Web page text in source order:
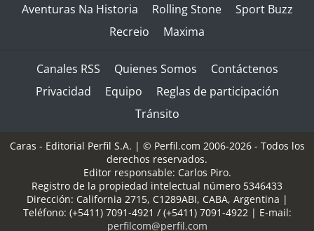
Aventuras Na Historia
Rolling Stone
Sport Buzz
Recreio
Maxima
Canales RSS Quienes Somos
Contáctenos
Privacidad
Equipo
Reglas de participación
Tránsito
Caras - Editorial Perfil S.A. | © Perfil.com 2006-2026 - Todos los
derechos reservados.
Editor responsable: Carlos Piro.
Registro de la propiedad intelectual número 5346433
Dirección: California 2715, C1289ABI, CABA, Argentina |
Teléfono: (+5411) 7091-4921 / (+5411) 7091-4922| E-mail:
perfilcom@perfil.com